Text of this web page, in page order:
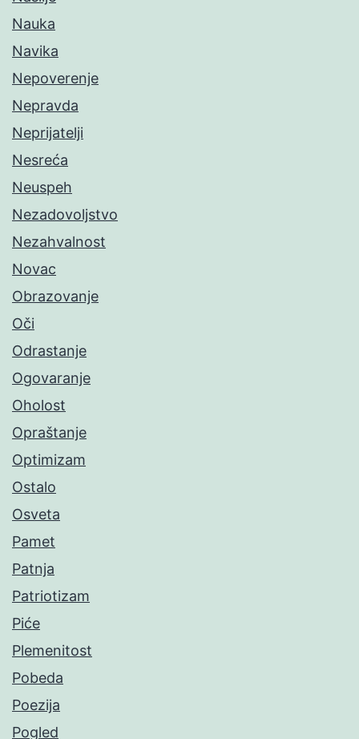
Nauka
Navika
Nepoverenje
Nepravda
Neprijatelji
Nesreća
Neuspeh
Nezadovoljstvo
Nezahvalnost
Novac
Obrazovanje
Oči
Odrastanje
Ogovaranje
Oholost
Opraštanje
Optimizam
Ostalo
Osveta
Pamet
Patnja
Patriotizam
Piće
Plemenitost
Pobeda
Poezija
Pogled